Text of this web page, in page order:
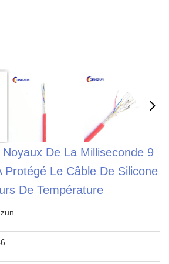
De La Milliseconde 9
Protégé Le Câble De Silicone
De Température